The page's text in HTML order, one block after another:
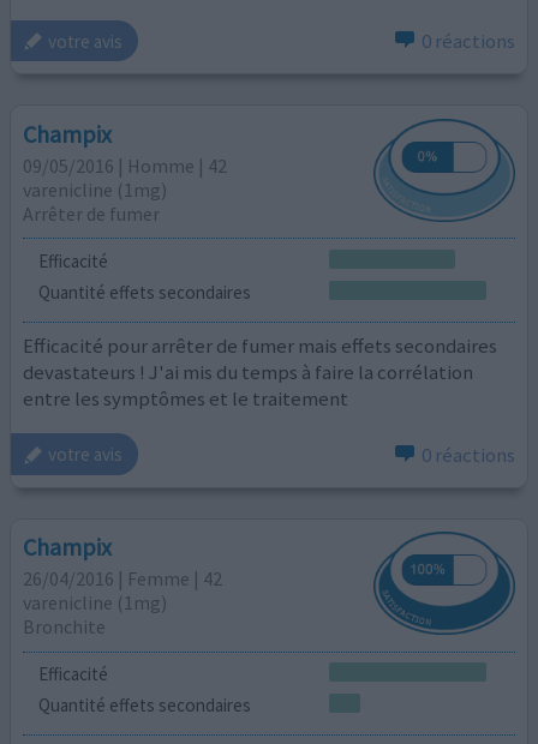
votre avis 0 réactions
Champix
09/05/2016 | Homme | 42
varenicline (1mg)
Arrêter de fumer
Efficacité
Quantité effets secondaires
Efficacité pour arrêter de fumer mais effets secondaires
devastateurs ! J'ai mis du temps à faire la corrélation
entre les symptômes et le traitement
votre avis 0 réactions
Champix
26/04/2016 | Femme | 42
varenicline (1mg)
Bronchite
Efficacité
Quantité effets secondaires